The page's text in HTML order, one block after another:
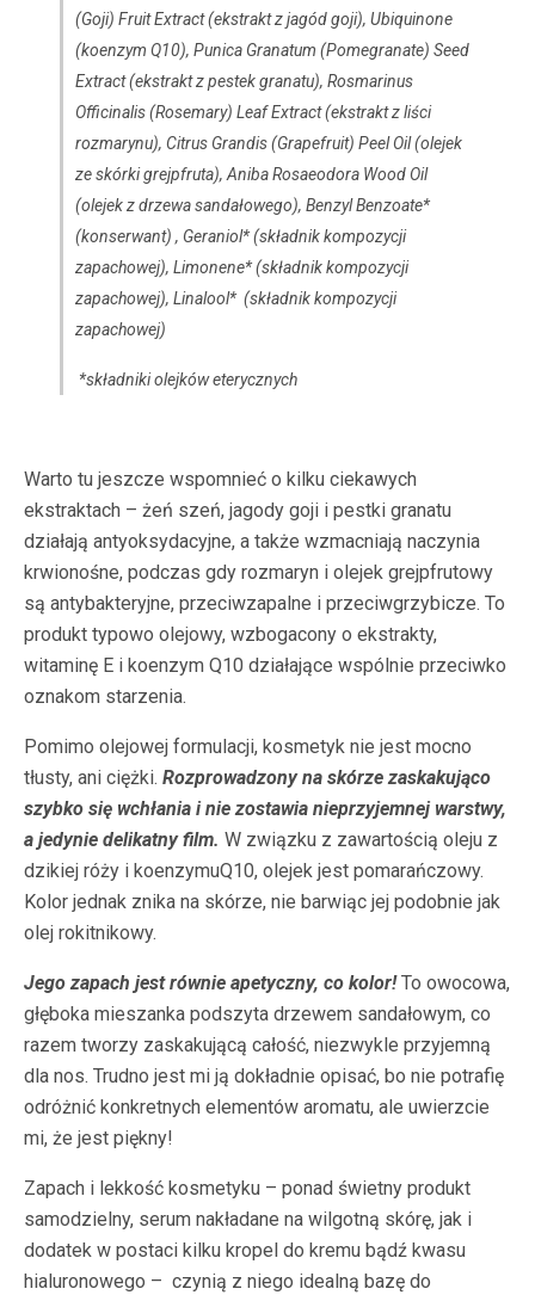
(Goji) Fruit Extract (ekstrakt z jagód goji), Ubiquinone
(koenzym Q10), Punica Granatum (Pomegranate) Seed
Extract (ekstrakt z pestek granatu), Rosmarinus
Officinalis (Rosemary) Leaf Extract (ekstrakt z liści
rozmarynu), Citrus Grandis (Grapefruit) Peel Oil (olejek
ze skórki grejpfruta), Aniba Rosaeodora Wood Oil
(olejek z drzewa sandałowego), Benzyl Benzoate*
(konserwant) , Geraniol* (składnik kompozycji
zapachowej), Limonene* (składnik kompozycji
zapachowej), Linalool* (składnik kompozycji
zapachowej)
*składniki olejków eterycznych
Warto tu jeszcze wspomnieć o kilku ciekawych
ekstraktach – żeń szeń, jagody goji i pestki granatu
działają antyoksydacyjne, a także wzmacniają naczynia
krwionośne, podczas gdy rozmaryn i olejek grejpfrutowy
są antybakteryjne, przeciwzapalne i przeciwgrzybicze. To
produkt typowo olejowy, wzbogacony o ekstrakty,
witaminę E i koenzym Q10 działające wspólnie przeciwko
oznakom starzenia.
Pomimo olejowej formulacji, kosmetyk nie jest mocno
tłusty, ani ciężki. Rozprowadzony na skórze zaskakująco
szybko się wchłania i nie zostawia nieprzyjemnej warstwy,
a jedynie delikatny film. W związku z zawartością oleju z
dzikiej róży i koenzymuQ10, olejek jest pomarańczowy.
Kolor jednak znika na skórze, nie barwiąc jej podobnie jak
olej rokitnikowy.
Jego zapach jest równie apetyczny, co kolor!To owocowa,
głęboka mieszanka podszyta drzewem sandałowym, co
razem tworzy zaskakującą całość, niezwykle przyjemną
dla nos. Trudno jest mi ją dokładnie opisać, bo nie potrafię
odróżnić konkretnych elementów aromatu, ale uwierzcie
mi, że jest piękny!
Zapach i lekkość kosmetyku – ponad świetny produkt
samodzielny, serum nakładane na wilgotną skórę, jak i
dodatek w postaci kilku kropel do kremu bądź kwasu
hialuronowego – czynią z niego idealną bazę do